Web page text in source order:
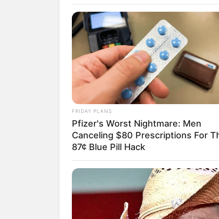
selbstreinigende
Wäldern
Matschplatz.
Hier geht es zu allen
Weitere
Hessen
An vielen Badeseen
Kompass zu den
FRIDAY PLANS
Pfizer's Worst Nightmare: Men
Canceling $80 Prescriptions For
87¢ Blue Pill Hack